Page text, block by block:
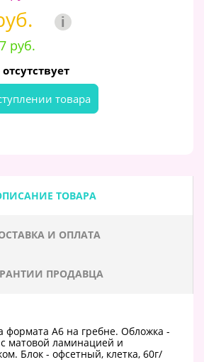
i
руб.
товара
ТОВАРА
И ОПЛАТА
ПРОДАВЦА
формата А6 на гребне. Обложка -
матовой ламинацией и
Блок - офсетный, клетка, 60г/